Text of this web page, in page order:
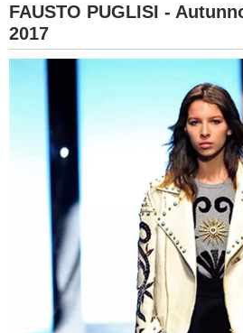
FAUSTO PUGLISI -
2017